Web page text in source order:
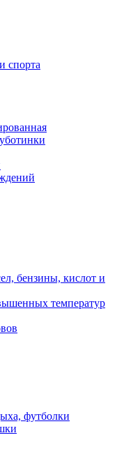
спорта
бензины, кислот и
температур
футболки